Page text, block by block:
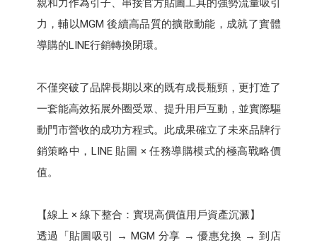
親和力作為引子、串接官方貼圖工具的強勢流量吸引
力，輔以MGM 後續高品質的擴散動能，成就了實體
導購的LINE行銷轉換閉環。​
不僅突破了品牌長期以來的既有成長瓶頸，更打造了
一套能高效拓展外圈受眾、提升用戶互動，並實際驅
動門市營收的成功方程式。此成果確立了未來品牌行
銷策略中，LINE 貼圖 × 任務導購模式的極高戰略價
值。
【線上 × 線下整合：實現高價值用戶資產沉澱】​
透過「貼圖吸引 → MGM 分享 → 優惠兌換 → 到店